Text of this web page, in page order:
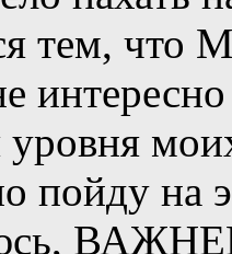
тем,
пойду на